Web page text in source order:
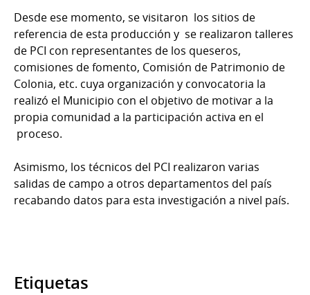
Desde ese momento, se visitaron los sitios de
referencia de esta producción y se realizaron talleres
de PCI con representantes de los queseros,
comisiones de fomento, Comisión de Patrimonio de
Colonia, etc. cuya organización y convocatoria la
realizó el Municipio con el objetivo de motivar a la
propia comunidad a la participación activa en el
proceso.
Asimismo, los técnicos del PCI realizaron varias
salidas de campo a otros departamentos del país
recabando datos para esta investigación a nivel país.
Etiquetas